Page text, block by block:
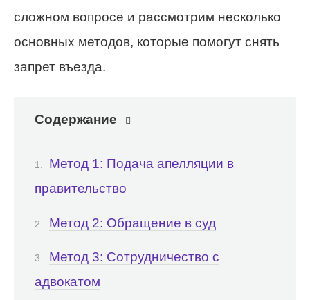
сложном вопросе и рассмотрим несколько
основных методов, которые помогут снять
запрет въезда.
Содержание
Метод 1: Подача апелляции в
правительство
Метод 2: Обращение в суд
Метод 3: Сотрудничество с
адвокатом